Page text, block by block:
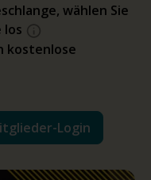
wählen Sie
los
kostenlose
Login